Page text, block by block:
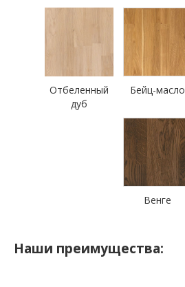
Отбеленный
дуб
Бейц-масло
Венге
Наши преимущества: